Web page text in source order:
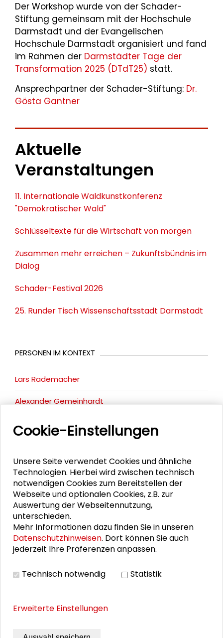
Der Workshop wurde von der Schader-
Stiftung gemeinsam mit der Hochschule
Darmstadt und der Evangelischen
Hochschule Darmstadt organisiert und fand
im Rahmen der Darmstädter Tage der
Transformation 2025 (DTdT25) statt.
Ansprechpartner der Schader-Stiftung: Dr.
Gösta Gantner
Aktuelle
Veranstaltungen
11. Internationale Waldkunstkonferenz
"Demokratischer Wald"
Schlüsseltexte für die Wirtschaft von morgen
Zusammen mehr erreichen – Zukunftsbündnis im
Dialog
Schader-Festival 2026
25. Runder Tisch Wissenschaftsstadt Darmstadt
PERSONEN IM KONTEXT
Lars Rademacher
Alexander Gemeinhardt
Gösta Gantner
DOWNLOADS
Programmflyer
BILDERGALERIE
Cookie-Einstellungen
Unsere Seite verwendet Cookies und ähnliche
Technologien. Hierbei wird zwischen technisch
notwendigen Cookies zum Bereitstellen der
Webseite und optionalen Cookies, z.B. zur
Auswertung der Webseitennutzung,
unterschieden.
Mehr Informationen dazu finden Sie in unseren
Datenschutzhinweisen. Dort können Sie auch
jederzeit Ihre Präferenzen anpassen.
Technisch notwendig Statistik
Erweiterte Einstellungen